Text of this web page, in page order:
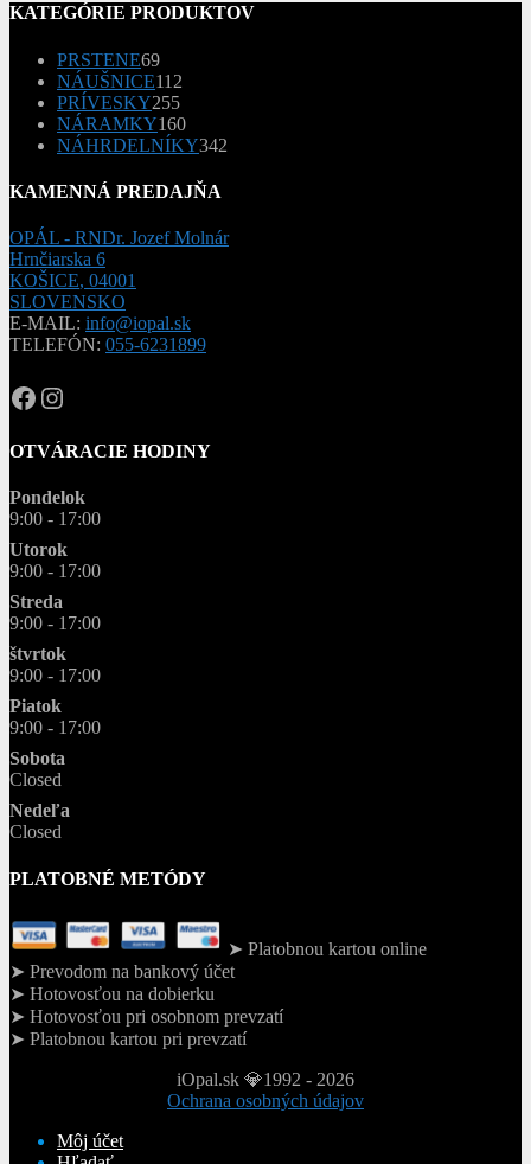
KATEGÓRIE PRODUKTOV
PRSTENE6969
produktov
NÁUŠNICE112
PRÍVESKY255255
produktov
NÁRAMKY160160
produktov
NÁHRDELNÍKY342
KAMENNÁ PREDAJŇA
OPÁL - RNDr. Jozef Molnár
Hrnčiarska 6
KOŠICE, 04001
SLOVENSKO
E-MAIL: info@iopal.sk
TELEFÓN: 055-6231899
OPAL.drahokamy
opal.drahokamy
OTVÁRACIE HODINY
Pondelok
9:00 - 17:00
Utorok
9:00 - 17:00
Streda
9:00 - 17:00
štvrtok
9:00 - 17:00
Piatok
9:00 - 17:00
Sobota
Closed
Nedeľa
Closed
PLATOBNÉ METÓDY
➤ Platobnou kartou online
➤ Prevodom na bankový účet
➤ Hotovosťou na dobierku
➤ Hotovosťou pri osobnom prevzatí
➤ Platobnou kartou pri prevzatí
iOpal.sk 💎1992 - 2026
Ochrana osobných údajov
Môj účet